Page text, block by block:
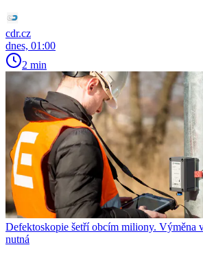
cdr.cz
dnes, 01:00
2 min
Defektoskopie šetří obcím miliony. Výměna
nutná